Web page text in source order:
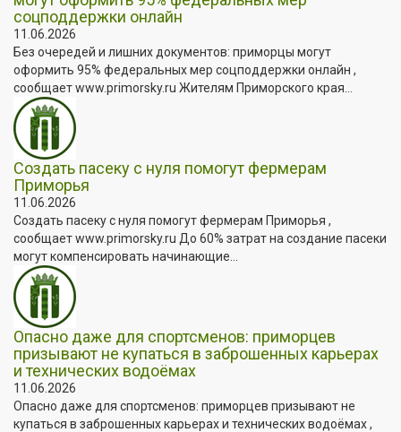
соцподдержки онлайн
11.06.2026
Без очередей и лишних документов: приморцы могут
оформить 95% федеральных мер соцподдержки онлайн ,
сообщает www.primorsky.ru Жителям Приморского края...
Создать пасеку с нуля помогут фермерам
Приморья
11.06.2026
Создать пасеку с нуля помогут фермерам Приморья ,
сообщает www.primorsky.ru До 60% затрат на создание пасеки
могут компенсировать начинающие...
Опасно даже для спортсменов: приморцев
призывают не купаться в заброшенных карьерах
и технических водоёмах
11.06.2026
Опасно даже для спортсменов: приморцев призывают не
купаться в заброшенных карьерах и технических водоёмах ,